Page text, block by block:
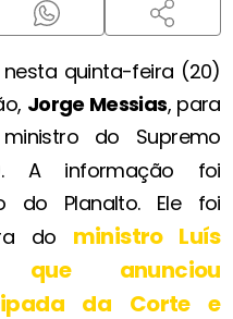
nesta quinta-feira (20)
Jorge Messias, para
do Supremo
A informação foi
do Planalto. Ele foi
do ministro Luís
anunciou
da Corte e